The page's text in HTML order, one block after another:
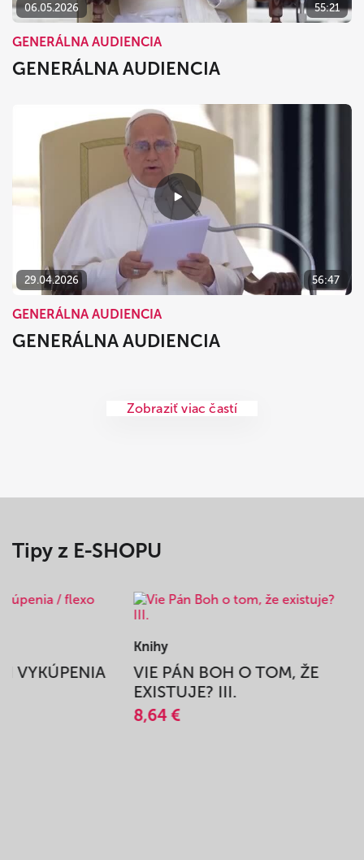
06.05.2026 55:21
GENERÁLNA AUDIENCIA
GENERÁLNA AUDIENCIA
29.04.2026 56:47
GENERÁLNA AUDIENCIA
GENERÁLNA AUDIENCIA
Zobraziť viac častí
Tipy z E-SHOPU
VYKÚPENIA
Knihy
VIE PÁN BOH O TOM, ŽE
EXISTUJE? III.
8,64 €